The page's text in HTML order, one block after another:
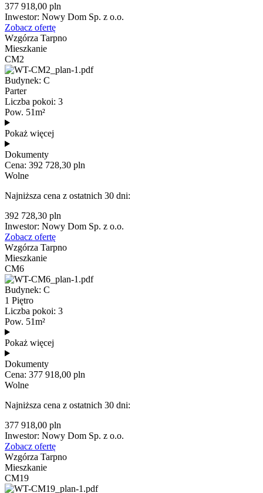
377 918,00 pln
Inwestor: Nowy Dom Sp. z o.o.
Zobacz ofertę
Wzgórza Tarpno
Mieszkanie
CM2
Budynek: C
Parter
Liczba pokoi: 3
Pow. 51m²
Pokaż więcej
Dokumenty
Cena: 392 728,30 pln
Wolne
Najniższa cena z ostatnich 30 dni:
392 728,30 pln
Inwestor: Nowy Dom Sp. z o.o.
Zobacz ofertę
Wzgórza Tarpno
Mieszkanie
CM6
Budynek: C
1 Piętro
Liczba pokoi: 3
Pow. 51m²
Pokaż więcej
Dokumenty
Cena: 377 918,00 pln
Wolne
Najniższa cena z ostatnich 30 dni:
377 918,00 pln
Inwestor: Nowy Dom Sp. z o.o.
Zobacz ofertę
Wzgórza Tarpno
Mieszkanie
CM19